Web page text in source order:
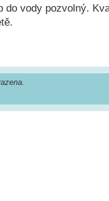
do vody pozvolný.